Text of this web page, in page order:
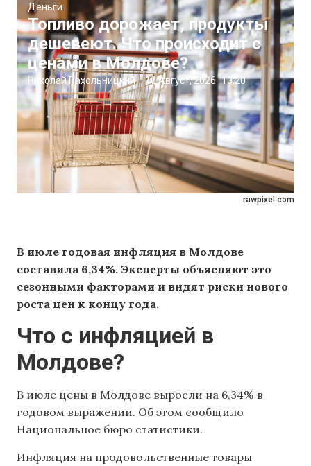
rawpixel.com
Деньги
Топливо дорожает, продукты
дешевеют. Что происходит с
ценами в Молдове?
Николай Пахольницкий |10 Август, 2026 13:20
В июле годовая инфляция в Молдове
составила 6,34%. Эксперты объясняют это
сезонными факторами и видят риски нового
роста цен к концу года.
Что с инфляцией в
Молдове?
В июле цены в Молдове выросли на 6,34% в
годовом выражении. Об этом сообщило
Национальное бюро статистики.
Инфляция на продовольственные товары